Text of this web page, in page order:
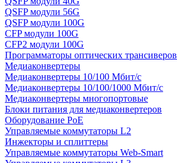
QSFP модули 56G
QSFP модули 100G
CFP модули 100G
CFP2 модули 100G
Программаторы оптических трансиверов
Медиаконвертеры
Медиаконвертеры 10/100 Мбит/с
Медиаконвертеры 10/100/1000 Мбит/c
Медиаконвертеры многопортовые
Блоки питания для медиаконвертеров
Оборудование PoE
Управляемые коммутаторы L2
Инжекторы и сплиттеры
Управляемые коммутаторы Web-Smart